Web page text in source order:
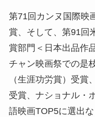
第71回カンヌ国際映
賞、そして、第91回
賞部門＜日本出品作
チャン映画祭での是
（生涯功労賞）受賞
受賞、ナショナル・
語映画TOP5に選出